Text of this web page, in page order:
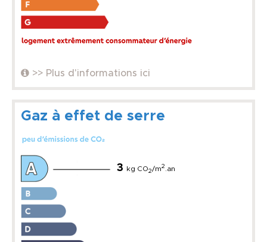
>> Plus d'informations ici
Gaz à effet de serre
3 kg CO2/m2 .an